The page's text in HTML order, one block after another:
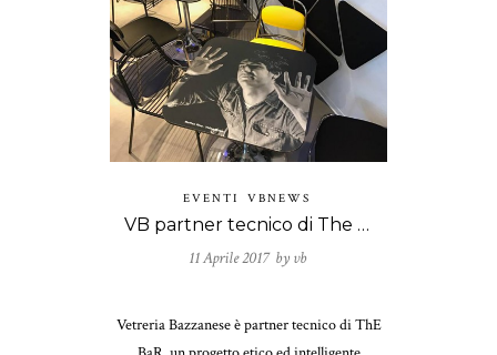
EVENTI VBNEWS
VB partner tecnico di The BaR by Simone Micheli
11 Aprile 2017 by vb
Vetreria Bazzanese è partner tecnico di ThE